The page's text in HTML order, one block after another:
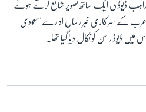
راہب ڈیوڈ کی ایک ساتھ تصویر شائع کرتے ہوئے
کے سرکاری خبر رساں ادارے 'سعودی
ڈیوڈ راسن کو نکال دیا گیا تھا۔